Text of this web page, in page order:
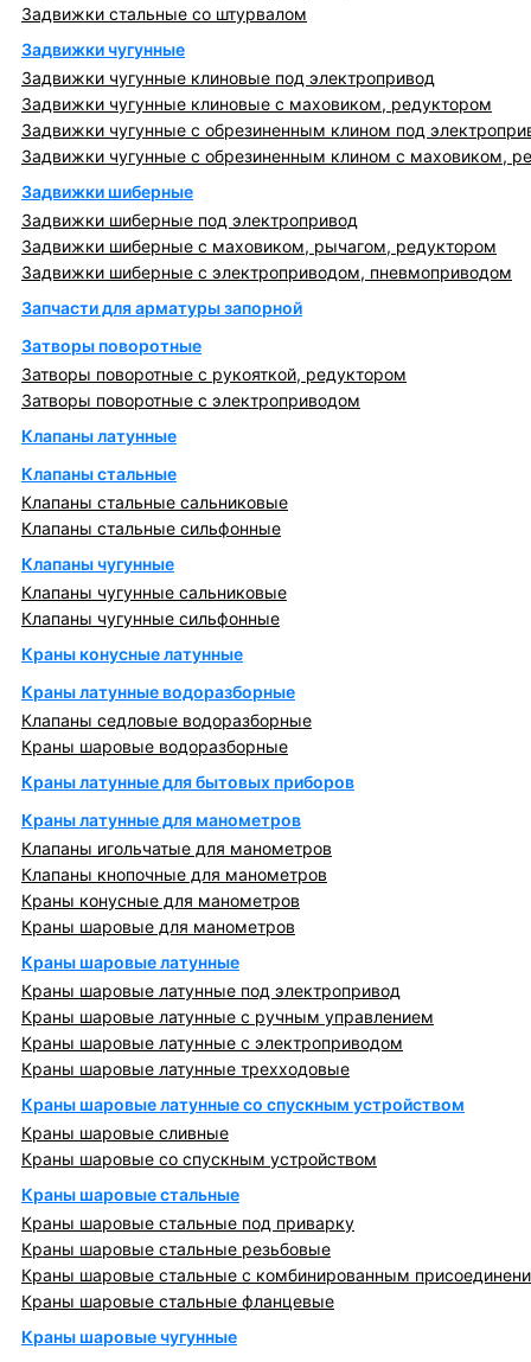
Задвижки стальные со штурвалом
Задвижки чугунные
Задвижки чугунные клиновые под электропривод
Задвижки чугунные клиновые с маховиком, редуктором
Задвижки чугунные с обрезиненным клином под
Задвижки чугунные с обрезиненным клином с маховиком,
Задвижки шиберные
Задвижки шиберные под электропривод
Задвижки шиберные с маховиком, рычагом, редуктором
Задвижки шиберные с электроприводом, пневмоприводом
Запчасти для арматуры запорной
Затворы поворотные
Затворы поворотные с рукояткой, редуктором
Затворы поворотные с электроприводом
Клапаны латунные
Клапаны стальные
Клапаны стальные сальниковые
Клапаны стальные сильфонные
Клапаны чугунные
Клапаны чугунные сальниковые
Клапаны чугунные сильфонные
Краны конусные латунные
Краны латунные водоразборные
Клапаны седловые водоразборные
Краны шаровые водоразборные
Краны латунные для бытовых приборов
Краны латунные для манометров
Клапаны игольчатые для манометров
Клапаны кнопочные для манометров
Краны конусные для манометров
Краны шаровые для манометров
Краны шаровые латунные
Краны шаровые латунные под электропривод
Краны шаровые латунные с ручным управлением
Краны шаровые латунные с электроприводом
Краны шаровые латунные трехходовые
Краны шаровые латунные со спускным устройством
Краны шаровые сливные
Краны шаровые со спускным устройством
Краны шаровые стальные
Краны шаровые стальные под приварку
Краны шаровые стальные резьбовые
Краны шаровые стальные с комбинированным
Краны шаровые стальные фланцевые
Краны шаровые чугунные